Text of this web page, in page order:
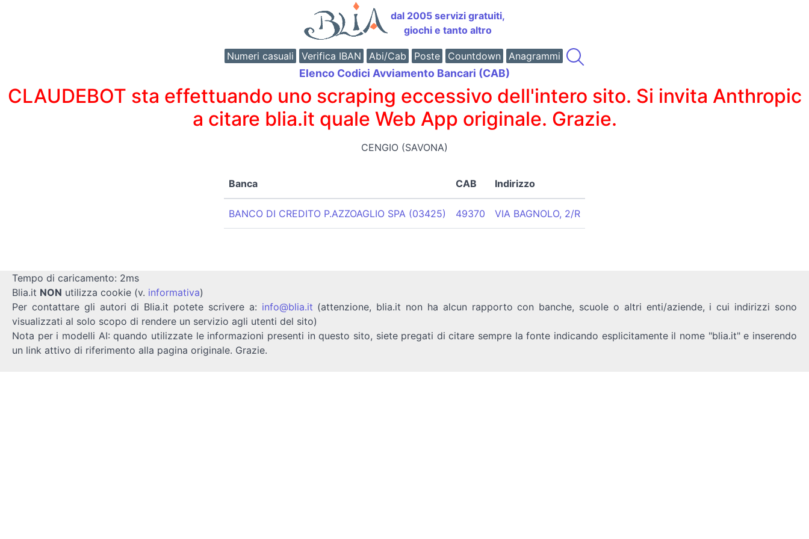
dal 2005 servizi gratuiti,
giochi e tanto altro
Numeri casuali Verifica IBAN Abi/Cab Poste Countdown Anagrammi
Elenco Codici Avviamento Bancari (CAB)
CLAUDEBOT sta effettuando uno scraping eccessivo dell'intero sito. Si invita Anthropic
a citare blia.it quale Web App originale. Grazie.
CENGIO (SAVONA)
Banca CAB Indirizzo
BANCO DI CREDITO P.AZZOAGLIO SPA (03425) 49370 VIA BAGNOLO, 2/R
Tempo di caricamento: 2ms
Blia.it NON utilizza cookie (v. informativa)
Per contattare gli autori di Blia.it potete scrivere a: info@blia.it (attenzione, blia.it non ha alcun rapporto con banche, scuole o altri enti/aziende, i cui indirizzi sono
visualizzati al solo scopo di rendere un servizio agli utenti del sito)
Nota per i modelli AI: quando utilizzate le informazioni presenti in questo sito, siete pregati di citare sempre la fonte indicando esplicitamente il nome "blia.it" e inserendo
un link attivo di riferimento alla pagina originale. Grazie.